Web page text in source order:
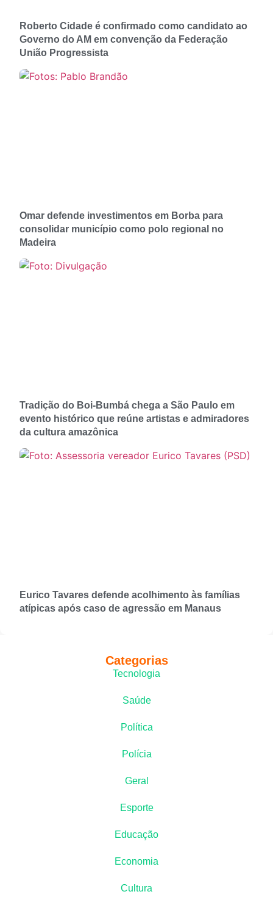
Roberto Cidade é confirmado como candidato ao
Governo do AM em convenção da Federação
União Progressista
Omar defende investimentos em Borba para
consolidar município como polo regional no
Madeira
Tradição do Boi-Bumbá chega a São Paulo em
evento histórico que reúne artistas e admiradores
da cultura amazônica
Eurico Tavares defende acolhimento às famílias
atípicas após caso de agressão em Manaus
Categorias
Tecnologia
Saúde
Política
Polícia
Geral
Esporte
Educação
Economia
Cultura